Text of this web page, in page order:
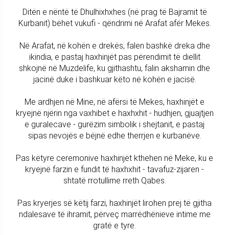
Ditën e nëntë të Dhulhixhxhes (në prag të Bajramit të
Kurbanit) bëhet vukufi - qëndrimi në Arafat afër Mekes.
Në Arafat, në kohën e drekës, falen bashkë dreka dhe
ikindia, e pastaj haxhinjët pas përendimit të diellit
shkojnë në Muzdelife, ku gjithashtu, falin akshamin dhe
jacinë duke i bashkuar këto në kohën e jacisë.
Me ardhjen në Mine, në afërsi të Mekes, haxhinjët e
kryejnë njërin nga vaxhibet e haxhxhit - hudhjen, gjuajtjen
e guralecave - gurëzim simbolik i shejtanit, e pastaj
sipas nevojës e bëjnë edhe therrjen e kurbanëve.
Pas këtyre ceremonive haxhinjët kthehen në Meke, ku e
kryejnë farzin e fundit të haxhxhit - tavafuz-zijaren -
shtatë rrotullime rreth Qabes.
Pas kryerjes së këtij farzi, haxhinjët lirohen prej të gjitha
ndalesave të ihramit, përveç marrëdhënieve intime me
gratë e tyre.